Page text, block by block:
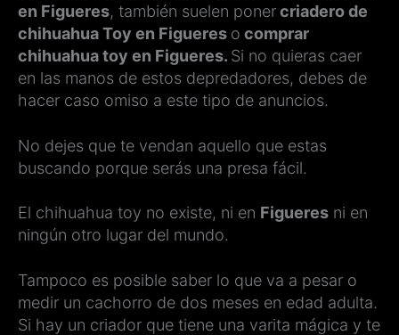
en Figueres, también suelen ponercriadero de
chihuahua Toy en Figueres o comprar
chihuahua toy en Figueres. Si no quieras caer
en las manos de estos depredadores, debes de
hacer caso omiso a este tipo de anuncios.
No dejes que te vendan aquello que estas
buscando porque serás una presa fácil.
El chihuahua toy no existe, ni en Figueres ni en
ningún otro lugar del mundo.
Tampoco es posible saber lo que va a pesar o
medir un cachorro de dos meses en edad adulta.
Si hay un criador que tiene una varita mágica y te